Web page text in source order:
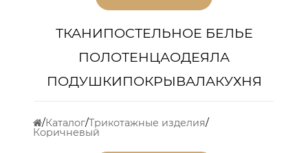
ТКАНИПОСТЕЛЬНОЕ БЕЛЬЕ
ПОЛОТЕНЦАОДЕЯЛА
ПОДУШКИПОКРЫВАЛАКУХНЯ
Каталог Трикотажные изделия
Коричневый